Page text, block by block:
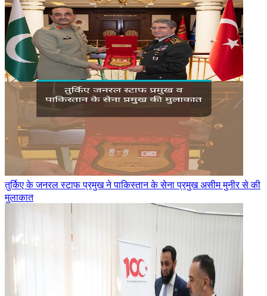
तुर्किए के जनरल स्टाफ प्रमुख ने पाकिस्तान के सेना प्रमुख असीम मुनीर से की
मुलाकात